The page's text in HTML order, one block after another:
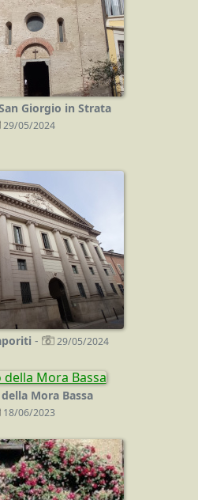
Giorgio in Strata
29/05/2024
- 29/05/2024
Mora Bassa
18/06/2023